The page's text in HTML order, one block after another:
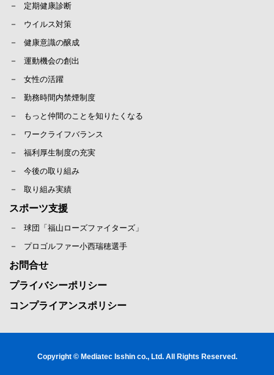
定期健康診断
ウイルス対策
健康意識の醸成
運動機会の創出
女性の活躍
勤務時間内禁煙制度
もっと仲間のことを知りたくなる
ワークライフバランス
福利厚生制度の充実
今後の取り組み
取り組み実績
スポーツ支援
球団「福山ローズファイターズ」
プロゴルファー小西瑞穂選手
お問合せ
プライバシーポリシー
コンプライアンスポリシー
Copyright © Mediatec Isshin co., Ltd. All Rights Reserved.